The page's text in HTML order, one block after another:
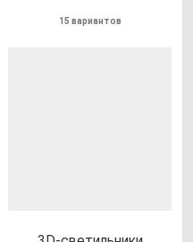
15 вариантов